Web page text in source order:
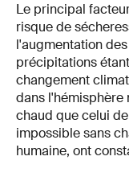
Le principal
risque de
l'augmentation
précipitations
changement
dans l'hémisphère
chaud que celui
impossible sans
humaine, ont